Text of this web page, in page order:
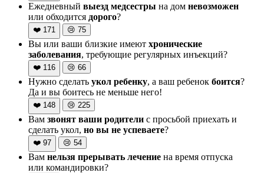
Ежедневный выезд медсестры на дом невозможен
или обходится дорого?
❤️ 171 😢 75
Вы или ваши близкие имеют хронические
заболевания, требующие регулярных инъекций?
❤️ 116 😢 66
Нужно сделать укол ребенку, а ваш ребенок боится?
Да и вы боитесь не меньше него!
❤️ 148 😢 225
Вам звонят ваши родители с просьбой приехать и
сделать укол, но вы не успеваете?
❤️ 97 😢 54
Вам нельзя прерывать лечение на время отпуска
или командировки?